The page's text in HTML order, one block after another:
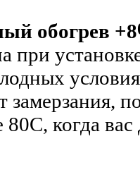
обогрев +8
при
замерзания,
когда